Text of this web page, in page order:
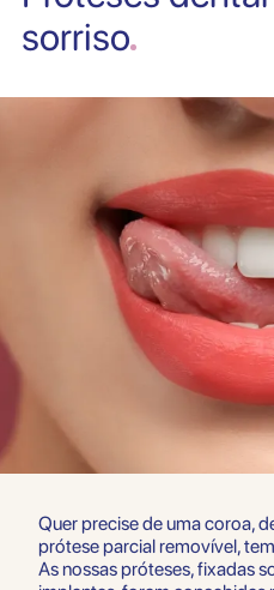
sorriso
Quer precise de uma coroa,
prótese parcial removível,
As nossas próteses, fixadas